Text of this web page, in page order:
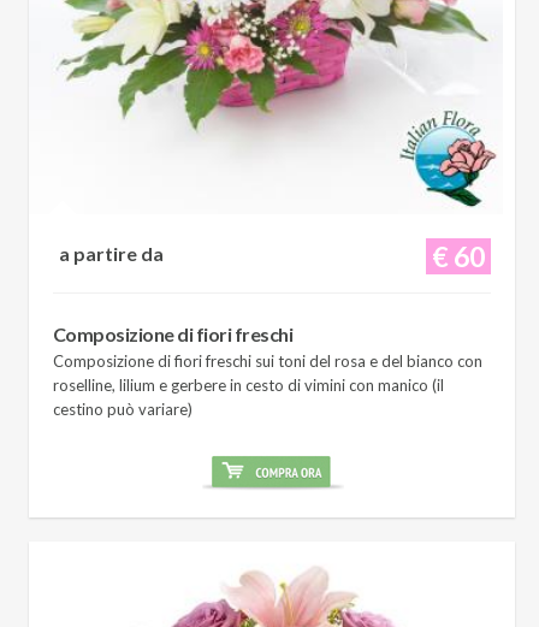
€ 60
a partire da
Composizione di fiori freschi
Composizione di fiori freschi sui toni del rosa e del bianco con
roselline, lilium e gerbere in cesto di vimini con manico (il
cestino può variare)